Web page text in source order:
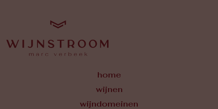
home
wijnen
wijndomeinen